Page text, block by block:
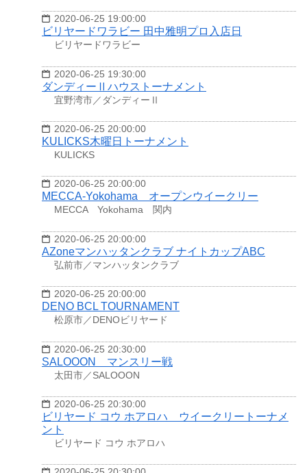
2020-06-25 19:00:00
ビリヤードワラビー 田中雅明プロ入店日
ビリヤードワラビー
2020-06-25 19:30:00
ダンディーⅡハウストーナメント
宜野湾市／ダンディーⅡ
2020-06-25 20:00:00
KULICKS木曜日トーナメント
KULICKS
2020-06-25 20:00:00
MECCA-Yokohama オープンウイークリー
MECCA Yokohama 関内
2020-06-25 20:00:00
AZoneマンハッタンクラブ ナイトカップABC
弘前市／マンハッタンクラブ
2020-06-25 20:00:00
DENO BCL TOURNAMENT
松原市／DENOビリヤード
2020-06-25 20:30:00
SALOOON マンスリー戦
太田市／SALOOON
2020-06-25 20:30:00
ビリヤード コウ ホアロハ ウイークリートーナメ
ント
ビリヤード コウ ホアロハ